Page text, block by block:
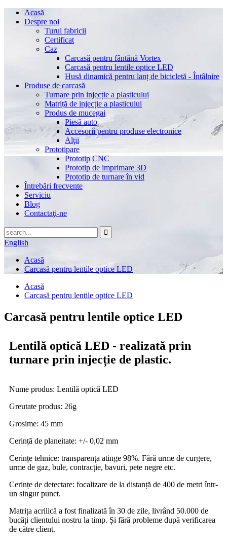
Acasă
Despre noi
Turul fabricii
Certificat
Caz
Carcasă pentru fântână Vortex
Carcasă pentru lentile optice LED
Husă dinamică pentru lanț de bicicletă - Întâlnire
Produse de carcasă
Turnare prin injecție a plasticului
Matriță de injecție a plasticului
Produs de mucegai
Piesă auto
Accesorii pentru produse electronice
Alţii
Prototipare
Prototip CNC
Prototip de imprimare 3D
Prototip de turnare în vid
Întrebări frecvente
Serviciu
Blog
Contactaţi-ne
English
Acasă
Carcasă pentru lentile optice LED
Acasă
Carcasă pentru lentile optice LED
Carcasă pentru lentile optice LED
Lentilă optică LED - realizată prin
turnare prin injecție de plastic.
Nume produs: Lentilă optică LED
Greutate produs: 26g
Grosime: 45 mm
Cerință de planeitate: +/- 0,02 mm
Cerințe tehnice: transparența atinge 98%. Fără urme de curgere,
urme de gaz, bule, contracție, bavuri, pete negre etc.
Cerințe de detectare: focalizare de la distanță de 400 de metri într-
un singur punct.
Matrița acrilică a fost finalizată în 30 de zile, livrând 50.000 de
bucăți clientului nostru la timp. Și fără probleme după verificarea
de către client.